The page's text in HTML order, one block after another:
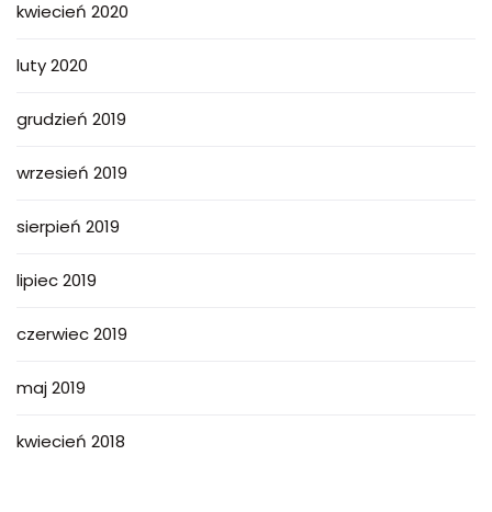
kwiecień 2020
luty 2020
grudzień 2019
wrzesień 2019
sierpień 2019
lipiec 2019
czerwiec 2019
maj 2019
kwiecień 2018